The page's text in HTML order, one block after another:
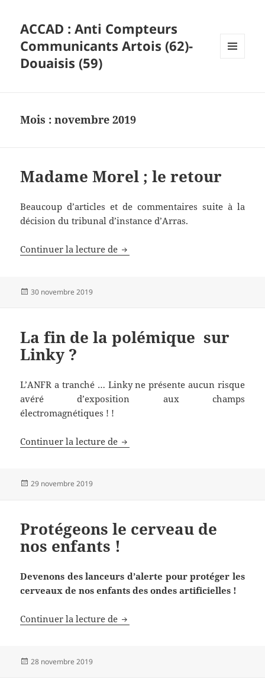
ACCAD : Anti Compteurs
Communicants Artois (62)-
Douaisis (59)
Mois :novembre 2019
Madame Morel ; le retour
Beaucoup d’articles et de commentaires suite à la
décision du tribunal d’instance d’Arras.
Continuer la lecture de Madame Morel ; le retour
Publié
30 novembre 2019
La fin de la polémique sur
Linky ?
L’ANFR a tranché … Linky ne présente aucun risque
avéré d’exposition aux champs
électromagnétiques ! !
Continuer la lecture de La fin de la polémique sur Linky
Publié
29 novembre 2019
Protégeons le cerveau de
nos enfants !
Devenons des lanceurs d’alerte pour protéger les
cerveaux de nos enfants des ondes artificielles !
Continuer la lecture de Protégeons le cerveau de nos
Publié
28 novembre 2019